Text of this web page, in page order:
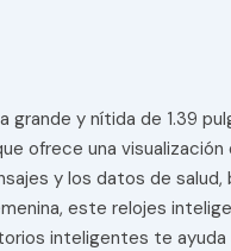
grande y nítida de 1.39
ofrece una
y los datos de
este relojes
inteligentes te